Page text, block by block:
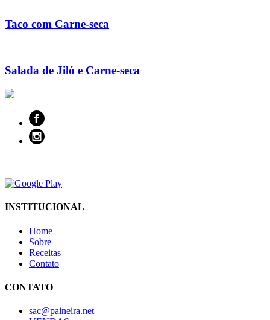
Taco com Carne-seca
Salada de Jiló e Carne-seca
INSTITUCIONAL
Home
Sobre
Receitas
Contato
CONTATO
sac@paineira.net